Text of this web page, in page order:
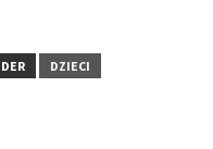
DZIECI